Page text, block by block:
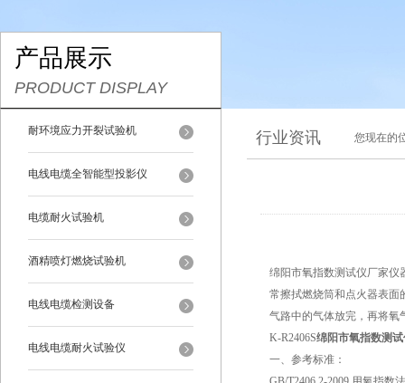
产品展示
PRODUCT DISPLAY
耐环境应力开裂试验机
电线电缆全智能型投影仪
电缆耐火试验机
酒精喷灯燃烧试验机
电线电缆检测设备
电线电缆耐火试验仪
行业资讯 您现在的
绵阳市氧指数测试仪厂家仪
常擦拭燃烧筒和点火器表面
气路中的气体放完，再将氧
K-R2406S绵阳市氧指数测
一、参考标准：